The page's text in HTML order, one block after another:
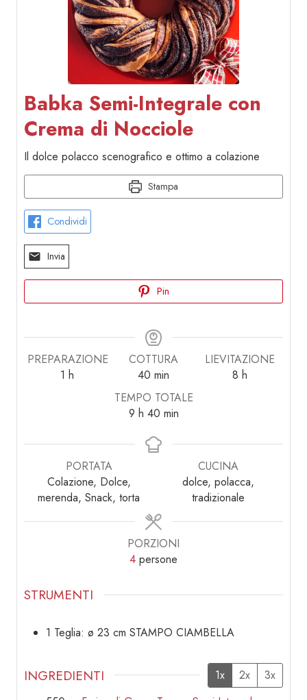
Babka Semi-Integrale con
Crema di Nocciole
Il dolce polacco scenografico e ottimo a colazione
Stampa
Condividi
Invia
Pin
PREPARAZIONE
1 ora
h
COTTURA
40 minuti
min
LIEVITAZIONE
8 ore
h
TEMPO TOTALE
9ore
h 40minuti
min
PORTATA
Colazione, Dolce,
merenda, Snack, torta
CUCINA
dolce, polacca,
tradizionale
PORZIONI
4 persone
STRUMENTI
1 Teglia: ø 23 cm STAMPO CIAMBELLA
INGREDIENTI 1x 2x
3x